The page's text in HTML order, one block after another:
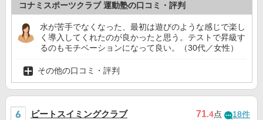
コナミスポーツクラブ 運動塾の口コミ・評判
水が苦手でなくなった、最初は遊びのような感じで楽し
く導入してくれたのが良かったと思う。テストで昇級す
るのもモチベーションになって良い。（30代／女性）
その他の口コミ・評判
ビートスイミングクラブ 71.4点 18件